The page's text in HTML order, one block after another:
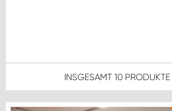
INSGESAMT 10 PRODUKTE